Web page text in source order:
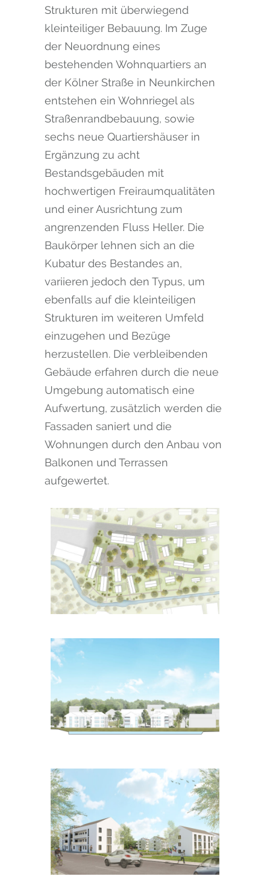
Strukturen mit überwiegend
kleinteiliger Bebauung. Im Zuge
der Neuordnung eines
bestehenden Wohnquartiers an
der Kölner Straße in Neunkirchen
entstehen ein Wohnriegel als
Straßenrandbebauung, sowie
sechs neue Quartiershäuser in
Ergänzung zu acht
Bestandsgebäuden mit
hochwertigen Freiraumqualitäten
und einer Ausrichtung zum
angrenzenden Fluss Heller. Die
Baukörper lehnen sich an die
Kubatur des Bestandes an,
variieren jedoch den Typus, um
ebenfalls auf die kleinteiligen
Strukturen im weiteren Umfeld
einzugehen und Bezüge
herzustellen. Die verbleibenden
Gebäude erfahren durch die neue
Umgebung automatisch eine
Aufwertung, zusätzlich werden die
Fassaden saniert und die
Wohnungen durch den Anbau von
Balkonen und Terrassen
aufgewertet.